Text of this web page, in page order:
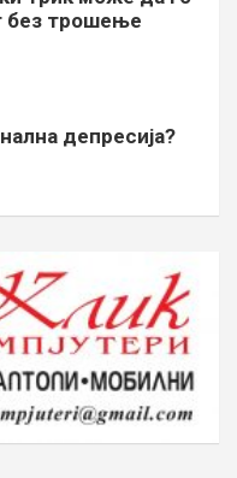
без трошење
депресија?